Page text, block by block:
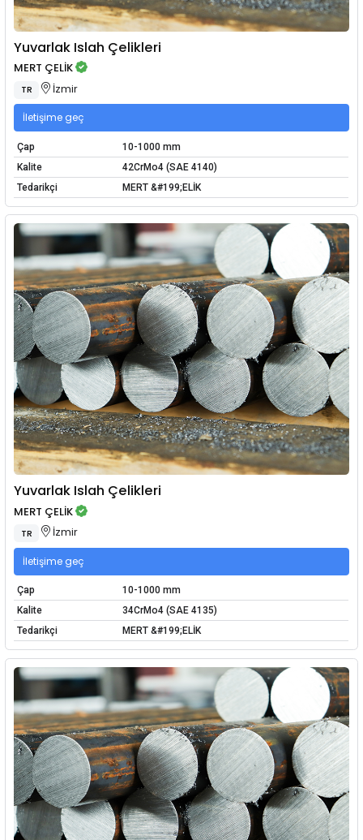
Yuvarlak Islah Çelikleri
MERT ÇELİK
TR İzmir
İletişime geç
Çap
10-1000 mm
Kalite
42CrMo4 (SAE 4140)
Tedarikçi
MERT &#199;ELİK
Yuvarlak Islah Çelikleri
MERT ÇELİK
TR İzmir
İletişime geç
Çap
10-1000 mm
Kalite
34CrMo4 (SAE 4135)
Tedarikçi
MERT &#199;ELİK